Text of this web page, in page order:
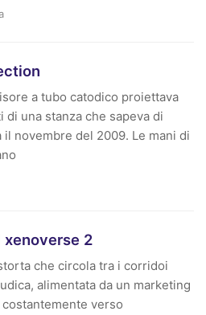
a tubo catodico proiettava
una stanza che sapeva di
novembre del 2009. Le mani di
2
che circola tra i corridoi
alimentata da un marketing
verso